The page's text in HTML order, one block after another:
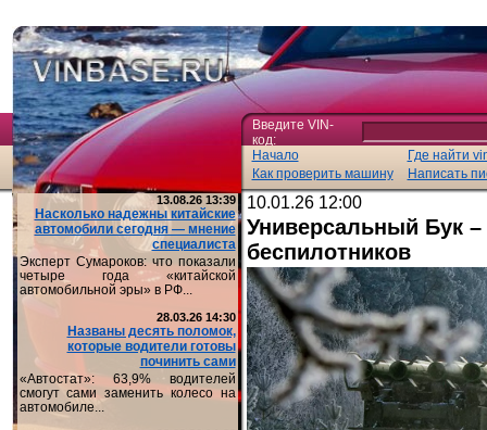
Введите VIN-
код:
Начало
Где найти
Как проверить машину
Написать
13.08.26 13:39
Насколько надежны китайские
автомобили сегодня — мнение
специалиста
Эксперт Сумароков: что показали
четыре года «китайской
автомобильной эры» в РФ...
28.03.26 14:30
Названы десять поломок,
которые водители готовы
починить сами
«Автостат»: 63,9% водителей
смогут сами заменить колесо на
автомобиле...
10.01.26 12:00
Универсальный Бук –
беспилотников